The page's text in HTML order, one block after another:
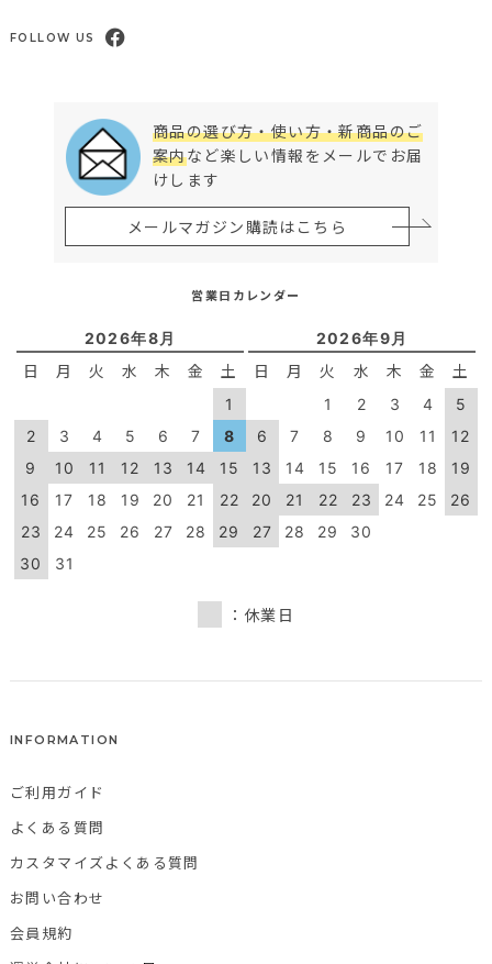
FOLLOW US
商品の選び方・使い方・新商品のご
案内など楽しい情報をメールでお届
けします
メールマガジン購読はこちら
営業日カレンダー
2026年8月
日 月 火 水 木 金 土
1
2
3 4 5 6 7
8
9
10 11 12 13 14
15
16
17 18 19 20 21
22
23
24 25 26 27 28
29
30
31
2026年9月
日 月 火 水 木 金 土
1 2 3 4
5
6
7 8 9 10 11
12
13
14 15 16 17 18
19
20
21 22 23 24 25
26
27
28 29 30
：休業日
INFORMATION
ご利用ガイド
よくある質問
カスタマイズよくある質問
お問い合わせ
会員規約